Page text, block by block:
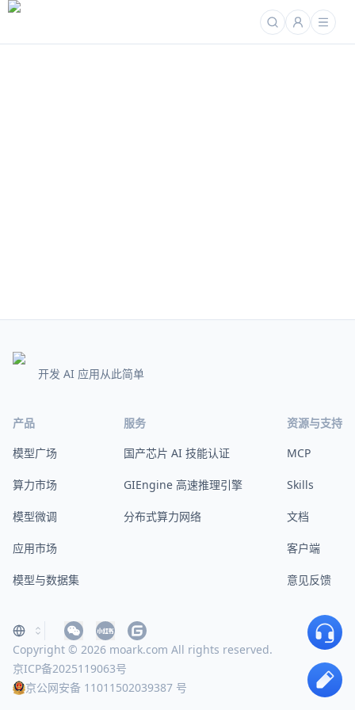
开发 AI 应用从此简单
产品
模型广场
算力市场
模型微调
应用市场
模型与数据集
服务
国产芯片 AI 技能认证
GIEngine 高速推理引擎
分布式算力网络
资源与支持
MCP
Skills
文档
客户端
意见反馈
Copyright © 2026 moark.com All rights reserved.
京ICP备2025119063号
京公网安备 11011502039387 号